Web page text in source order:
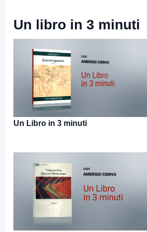
Un libro in 3 minuti
Un Libro in 3 minuti